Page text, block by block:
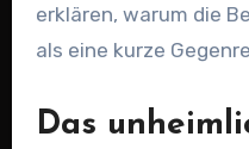
erklären, warum die
als eine kurze
Das